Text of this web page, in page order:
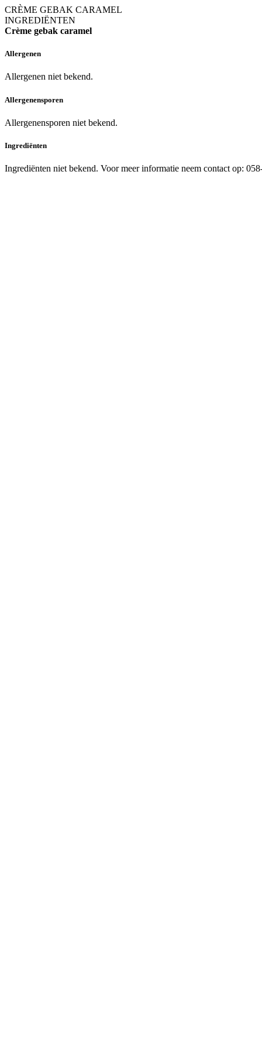
CRÈME GEBAK CARAMEL
INGREDIËNTEN
Crème gebak caramel
Allergenen
Allergenen niet bekend.
Allergenensporen
Allergenensporen niet bekend.
Ingrediënten
Ingrediënten niet bekend. Voor meer informatie neem contact op: